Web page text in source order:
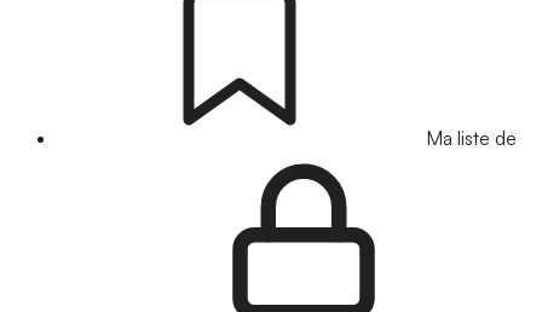
Ma liste de